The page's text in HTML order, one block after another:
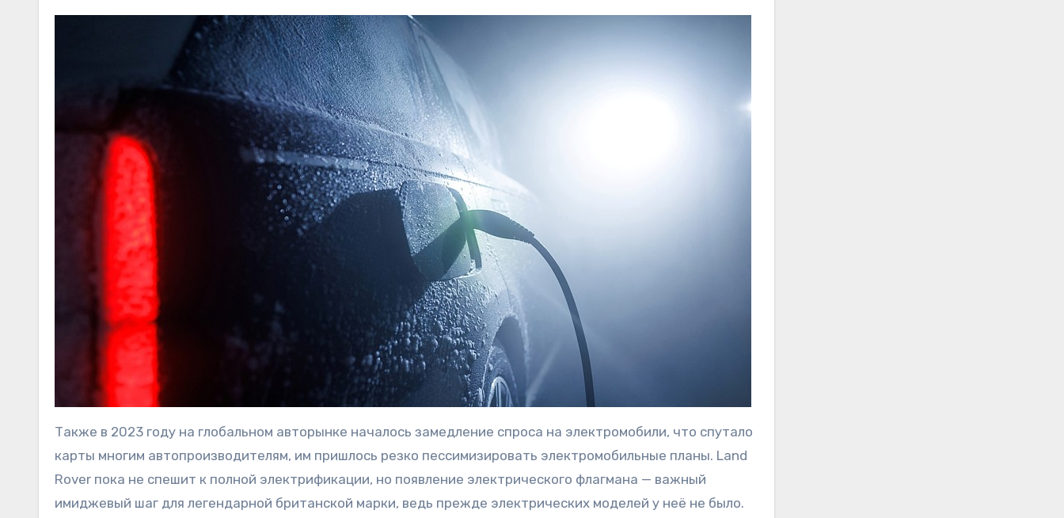
Также в 2023 году на глобальном авторынке началось замедление спроса на электромобили, что спутало
карты многим автопроизводителям, им пришлось резко пессимизировать электромобильные планы. Land
Rover пока не спешит к полной электрификации, но появление электрического флагмана — важный
имиджевый шаг для легендарной британской марки, ведь прежде электрических моделей у неё не было.